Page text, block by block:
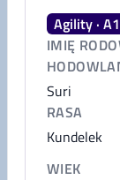
Agility · A1
IMIĘ
Suri
RASA
Kundelek
WIEK